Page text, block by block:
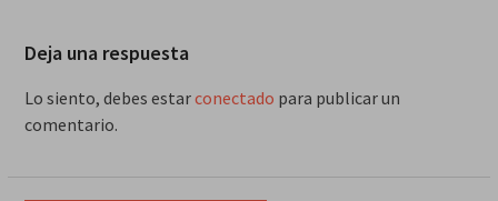
Deja una respuesta
Lo siento, debes estarconectado para publicar un
comentario.